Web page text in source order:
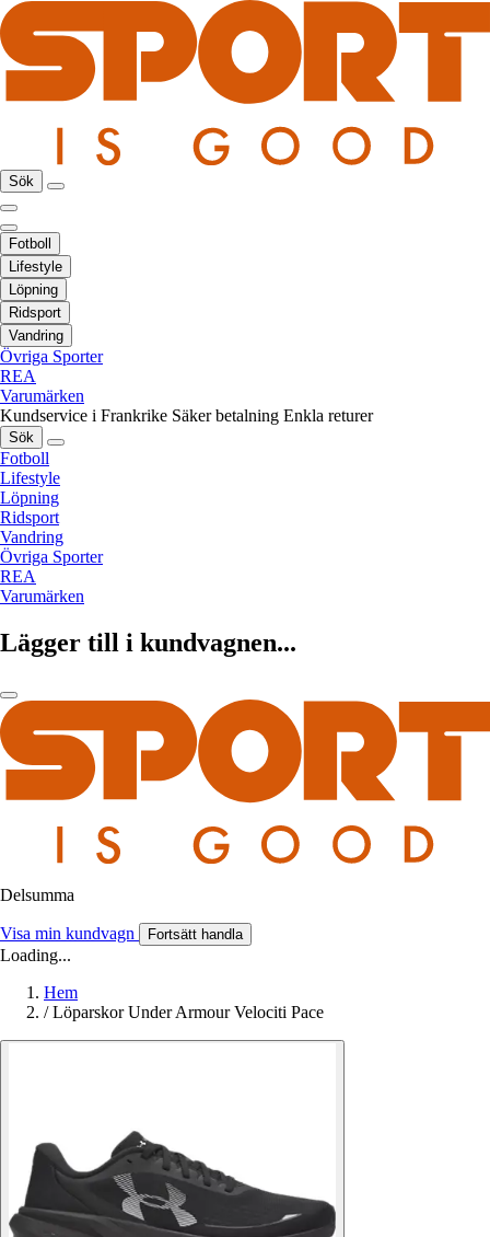
Sök
Fotboll
Lifestyle
Löpning
Ridsport
Vandring
Övriga Sporter
REA
Varumärken
Kundservice i Frankrike Säker betalning Enkla returer
Sök
Fotboll
Lifestyle
Löpning
Ridsport
Vandring
Övriga Sporter
REA
Varumärken
Lägger till i kundvagnen...
Delsumma
Visa min kundvagn Fortsätt handla
Loading...
Hem
/ Löparskor Under Armour Velociti Pace